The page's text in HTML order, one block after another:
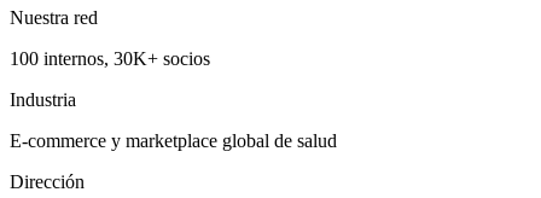
Nuestra red
100 internos, 30K+ socios
Industria
E-commerce y marketplace global de salud
Dirección